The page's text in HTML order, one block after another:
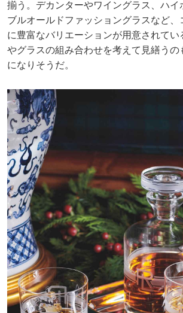
揃う。デカンターやワイングラス、ハイ
ブルオールドファッショングラスなど、
に豊富なバリエーションが用意されてい
やグラスの組み合わせを考えて見繕うの
になりそうだ。